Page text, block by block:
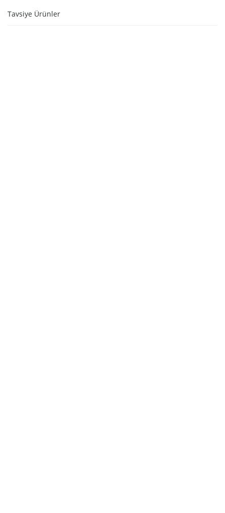
Tavsiye Ürünler